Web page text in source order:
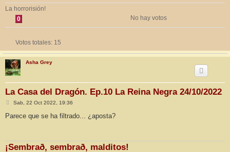
La horrorisión!
0
No hay votos
Votos totales: 15
Asha Grey
La Casa del Dragón. Ep.10 La Reina Negra 24/10/2022
M
n
Sab, 22 Oct 2022, 19:36
Parece que se ha filtrado... ¿aposta?
¡Sembrað, sembrað, malditos!